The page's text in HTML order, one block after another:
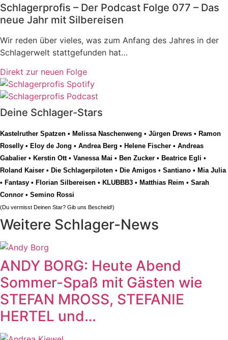
Schlagerprofis – Der Podcast Folge 077 – Das
neue Jahr mit Silbereisen
Wir reden über vieles, was zum Anfang des Jahres in der
Schlagerwelt stattgefunden hat…
Direkt zur neuen Folge
Deine Schlager-Stars
Kastelruther Spatzen • Melissa Naschenweng • Jürgen Drews • Ramon
Roselly • Eloy de Jong • Andrea Berg • Helene Fischer • Andreas
Gabalier • Kerstin Ott• Vanessa Mai • Ben Zucker • Beatrice Egli •
Roland Kaiser • Die Schlagerpiloten • Die Amigos • Santiano • Mia Julia
• Fantasy • Florian Silbereisen • KLUBBB3 • Matthias Reim • Sarah
Connor • Semino Rossi
(Du vermisst Deinen Star? Gib uns Bescheid!)
Weitere Schlager-News
ANDY BORG: Heute Abend
Sommer-Spaß mit Gästen wie
STEFAN MROSS, STEFANIE
HERTEL und…